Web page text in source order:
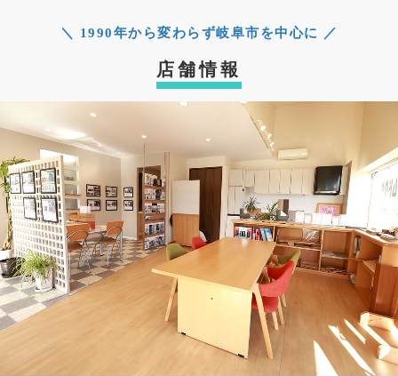
＼ 1990年から変わらず岐阜市を中心に ／
店舗情報